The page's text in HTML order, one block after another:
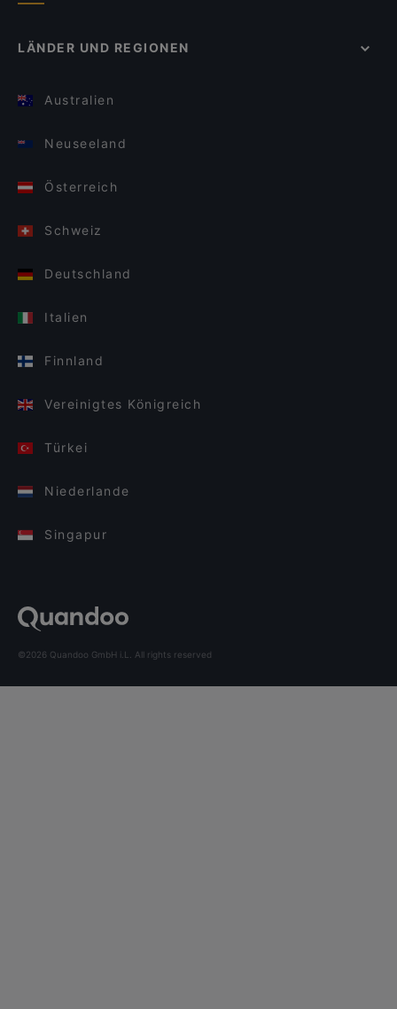
LÄNDER UND REGIONEN
Australien
Neuseeland
Österreich
Schweiz
Deutschland
Italien
Finnland
Vereinigtes Königreich
Türkei
Niederlande
Singapur
©2026 Quandoo GmbH i.L. All rights reserved